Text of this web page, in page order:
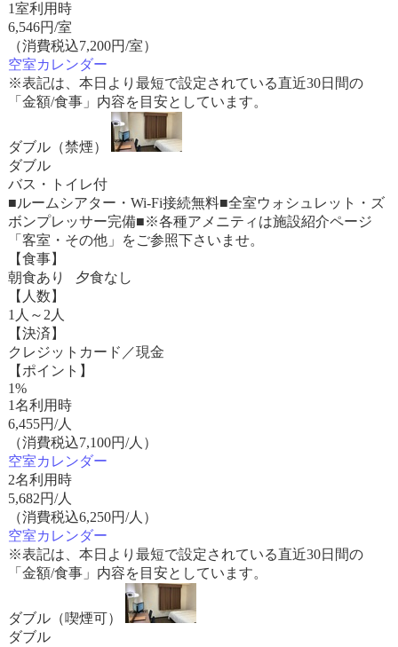
1室利用時
6,546円/室
（消費税込7,200円/室）
空室カレンダー
※表記は、本日より最短で設定されている直近30日間の
「金額/食事」内容を目安としています。
ダブル（禁煙）
ダブル
バス・トイレ付
■ルームシアター・Wi-Fi接続無料■全室ウォシュレット・ズ
ボンプレッサー完備■※各種アメニティは施設紹介ページ
「客室・その他」をご参照下さいませ。
【食事】
朝食あり 夕食なし
【人数】
1人～2人
【決済】
クレジットカード／現金
【ポイント】
1%
1名利用時
6,455円/人
（消費税込7,100円/人）
空室カレンダー
2名利用時
5,682円/人
（消費税込6,250円/人）
空室カレンダー
※表記は、本日より最短で設定されている直近30日間の
「金額/食事」内容を目安としています。
ダブル（喫煙可）
ダブル